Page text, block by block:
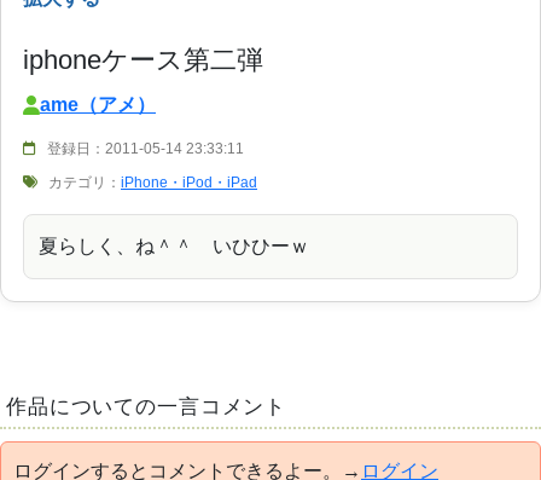
iphoneケース第二弾
ame（アメ）
登録日：2011-05-14 23:33:11
カテゴリ： iPhone・iPod・iPad
夏らしく、ね＾＾ いひひーｗ
作品についての一言コメント
ログインするとコメントできるよー。→ ログイン